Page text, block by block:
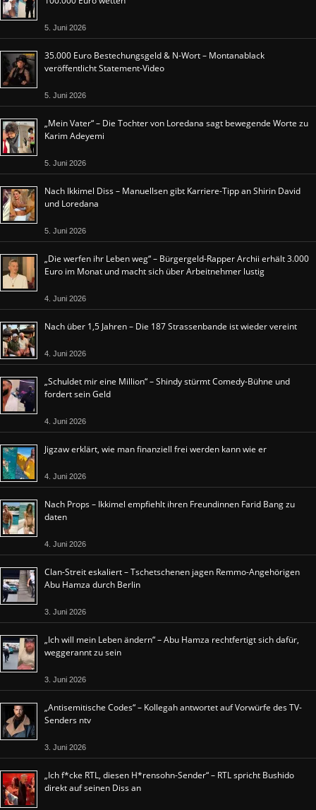
5. Juni 2026
35.000 Euro Bestechungsgeld & N-Wort – Montanablack
veröffentlicht Statement-Video
5. Juni 2026
„Mein Vater“ – Die Tochter von Loredana sagt bewegende Worte zu
Karim Adeyemi
5. Juni 2026
Nach Ikkimel Diss – Manuellsen gibt Karriere-Tipp an Shirin David
und Loredana
5. Juni 2026
„Die werfen ihr Leben weg“ – Bürgergeld-Rapper Archii erhält 3.000
Euro im Monat und macht sich über Arbeitnehmer lustig
4. Juni 2026
Nach über 1,5 Jahren – Die 187 Strassenbande ist wieder vereint
4. Juni 2026
„Schuldet mir eine Million“ – Shindy stürmt Comedy-Bühne und
fordert sein Geld
4. Juni 2026
Jigzaw erklärt, wie man finanziell frei werden kann wie er
4. Juni 2026
Nach Props – Ikkimel empfiehlt ihren Freundinnen Farid Bang zu
daten
4. Juni 2026
Clan-Streit eskaliert – Tschetschenen jagen Remmo-Angehörigen
Abu Hamza durch Berlin
3. Juni 2026
„Ich will mein Leben ändern“ – Abu Hamza rechtfertigt sich dafür,
weggerannt zu sein
3. Juni 2026
„Antisemitische Codes“ – Kollegah antwortet auf Vorwürfe des TV-
Senders ntv
3. Juni 2026
„Ich f*cke RTL, diesen H*rensohn-Sender“ – RTL spricht Bushido
direkt auf seinen Diss an